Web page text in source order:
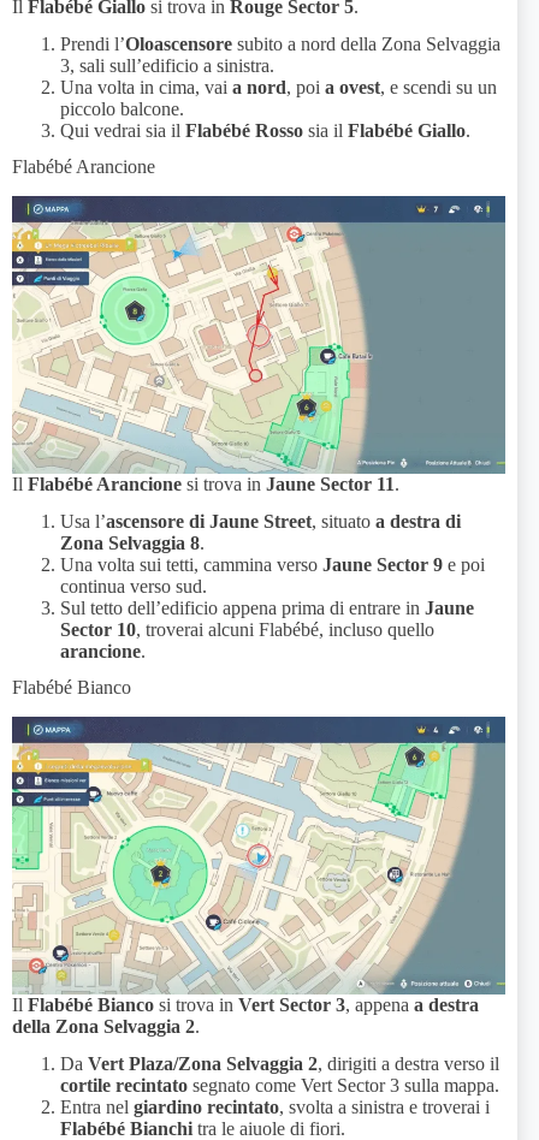
Il Flabébé Giallo si trova in Rouge Sector 5.
Prendi l’Oloascensore subito a nord della Zona Selvaggia
3, sali sull’edificio a sinistra.
Una volta in cima, vai a nord, poi a ovest, e scendi su un
piccolo balcone.
Qui vedrai sia il Flabébé Rosso sia il Flabébé Giallo.
Flabébé Arancione
Il Flabébé Arancione si trova in Jaune Sector 11.
Usa l’ascensore di Jaune Street, situato a destra di
Zona Selvaggia 8.
Una volta sui tetti, cammina verso Jaune Sector 9 e poi
continua verso sud.
Sul tetto dell’edificio appena prima di entrare in Jaune
Sector 10, troverai alcuni Flabébé, incluso quello
arancione.
Flabébé Bianco
Il Flabébé Bianco si trova in Vert Sector 3, appena a destra
della Zona Selvaggia 2.
Da Vert Plaza/Zona Selvaggia 2, dirigiti a destra verso il
cortile recintato segnato come Vert Sector 3 sulla mappa.
Entra nel giardino recintato, svolta a sinistra e troverai i
Flabébé Bianchi tra le aiuole di fiori.